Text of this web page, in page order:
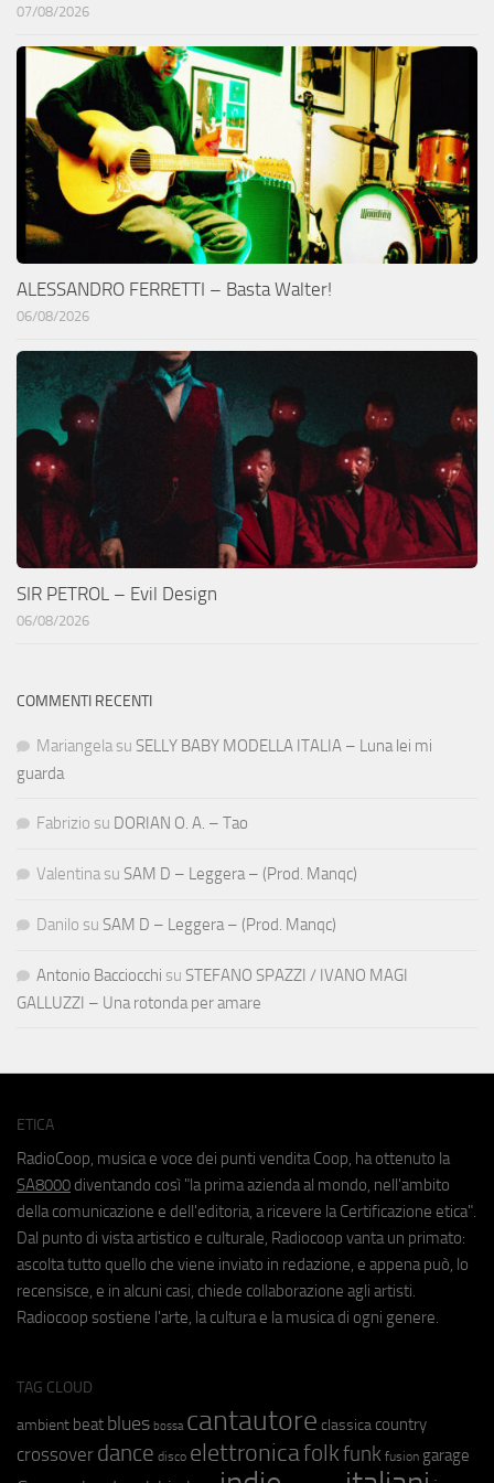
07/08/2026
ALESSANDRO FERRETTI – Basta Walter!
06/08/2026
SIR PETROL – Evil Design
06/08/2026
COMMENTI RECENTI
Mariangela su SELLY BABY MODELLA ITALIA – Luna lei mi
guarda
Fabrizio su DORIAN O. A. – Tao
Valentina su SAM D – Leggera – (Prod. Manqc)
Danilo su SAM D – Leggera – (Prod. Manqc)
Antonio Bacciocchi su STEFANO SPAZZI / IVANO MAGI
GALLUZZI – Una rotonda per amare
ETICA
RadioCoop, musica e voce dei punti vendita Coop, ha ottenuto la
SA8000 diventando così "la prima azienda al mondo, nell'ambito
della comunicazione e dell'editoria, a ricevere la Certificazione etica".
Dal punto di vista artistico e culturale, Radiocoop vanta un primato:
ascolta tutto quello che viene inviato in redazione, e appena può, lo
recensisce, e in alcuni casi, chiede collaborazione agli artisti.
Radiocoop sostiene l'arte, la cultura e la musica di ogni genere.
TAG CLOUD
ambient beat blues bossa cantautore classica country
crossover dance disco elettronicafolkfunk fusion garage